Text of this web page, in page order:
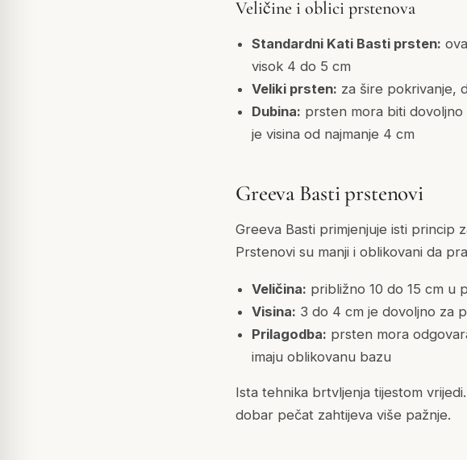
Veličine i oblici prstenova
Standardni Kati Basti prsten:
visok 4 do 5 cm
Veliki prsten: za šire pokrivanje,
Dubina: prsten mora biti
je visina od najmanje 4 cm
Greeva Basti prstenovi
Greeva Basti primjenjuje isti princip
Prstenovi su manji i oblikovani da
Veličina: približno 10 do 15 cm u
Visina: 3 do 4 cm je dovoljno za
Prilagodba: prsten mora
imaju oblikovanu bazu
Ista tehnika brtvljenja tijestom
dobar pečat zahtijeva više pažnje.